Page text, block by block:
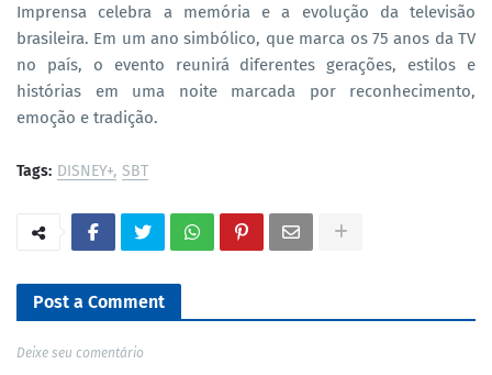
Imprensa celebra a memória e a evolução da televisão
brasileira. Em um ano simbólico, que marca os 75 anos da TV
no país, o evento reunirá diferentes gerações, estilos e
histórias em uma noite marcada por reconhecimento,
emoção e tradição.
Tags: DISNEY+ SBT
Post a Comment
Deixe seu comentário